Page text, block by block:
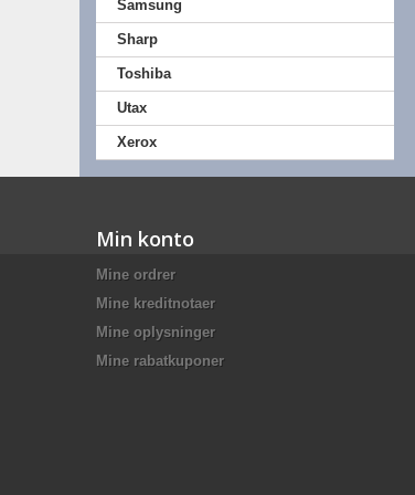
Samsung
Sharp
Toshiba
Utax
Xerox
Min konto
Mine ordrer
Mine kreditnotaer
Mine oplysninger
Mine rabatkuponer